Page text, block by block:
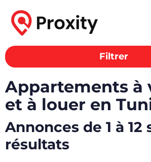
Filtrer
Appartements à
et à louer en
Annonces de 1 à 12
résultats